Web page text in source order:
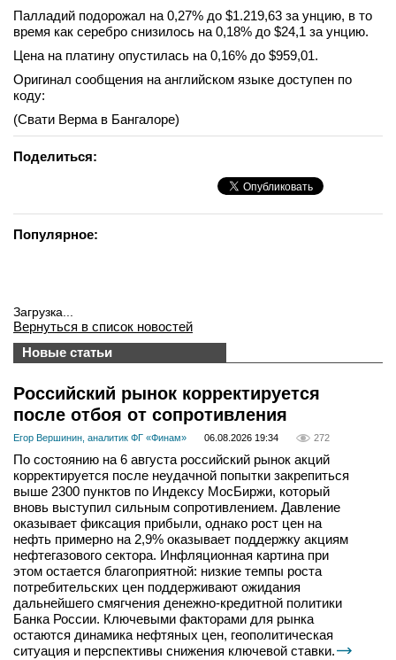
Палладий подорожал на 0,27% до $1.219,63​​ за унцию, в то
время как серебро снизилось на 0,18% до $24,1​ за унцию.
Цена на платину опустилась на 0,16% до $959,01.
Оригинал сообщения на английском языке доступен по
коду:
(Свати Верма в Бангалоре)
Поделиться:
Популярное:
Загрузка...
Вернуться в список новостей
Новые статьи
Российский рынок корректируется
после отбоя от сопротивления
Егор Вершинин, аналитик ФГ «Финам» 06.08.2026 19:34 272
По состоянию на 6 августа российский рынок акций
корректируется после неудачной попытки закрепиться
выше 2300 пунктов по Индексу МосБиржи, который
вновь выступил сильным сопротивлением. Давление
оказывает фиксация прибыли, однако рост цен на
нефть примерно на 2,9% оказывает поддержку акциям
нефтегазового сектора. Инфляционная картина при
этом остается благоприятной: низкие темпы роста
потребительских цен поддерживают ожидания
дальнейшего смягчения денежно-кредитной политики
Банка России. Ключевыми факторами для рынка
остаются динамика нефтяных цен, геополитическая
ситуация и перспективы снижения ключевой ставки.